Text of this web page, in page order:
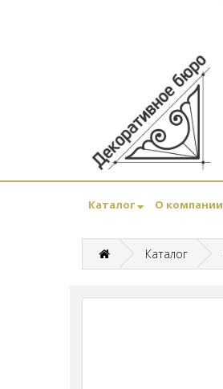
Каталог О компании
Каталог